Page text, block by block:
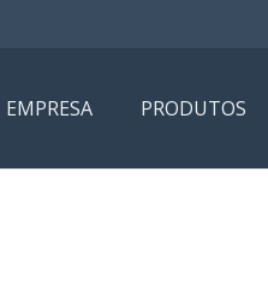
EMPRESA PRODUTOS